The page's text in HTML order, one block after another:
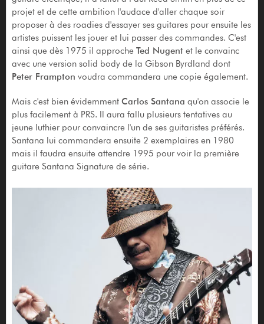
projet et de cette ambition l'audace d'aller chaque soir
proposer à des roadies d'essayer ses guitares pour ensuite les
artistes puissent les jouer et lui passer des commandes. C'est
ainsi que dès 1975 il approche Ted Nugentet le convainc
avec une version solid body de la Gibson Byrdland dont
Peter Frampton voudra commandera une copie également.
Mais c'est bien évidemment Carlos Santana qu'on associe le
plus facilement à PRS. Il aura fallu plusieurs tentatives au
jeune luthier pour convaincre l'un de ses guitaristes préférés.
Santana lui commandera ensuite 2 exemplaires en 1980
mais il faudra ensuite attendre 1995 pour voir la première
guitare Santana Signature de série.